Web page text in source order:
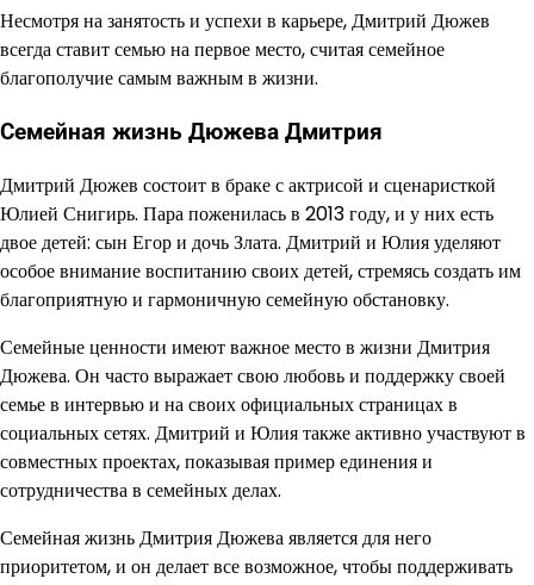
Несмотря на занятость и успехи в карьере, Дмитрий Дюжев
всегда ставит семью на первое место, считая семейное
благополучие самым важным в жизни.
Семейная жизнь Дюжева Дмитрия
Дмитрий Дюжев состоит в браке с актрисой и сценаристкой
Юлией Снигирь. Пара поженилась в 2013 году, и у них есть
двое детей: сын Егор и дочь Злата. Дмитрий и Юлия уделяют
особое внимание воспитанию своих детей, стремясь создать им
благоприятную и гармоничную семейную обстановку.
Семейные ценности имеют важное место в жизни Дмитрия
Дюжева. Он часто выражает свою любовь и поддержку своей
семье в интервью и на своих официальных страницах в
социальных сетях. Дмитрий и Юлия также активно участвуют в
совместных проектах, показывая пример единения и
сотрудничества в семейных делах.
Семейная жизнь Дмитрия Дюжева является для него
приоритетом, и он делает все возможное, чтобы поддерживать